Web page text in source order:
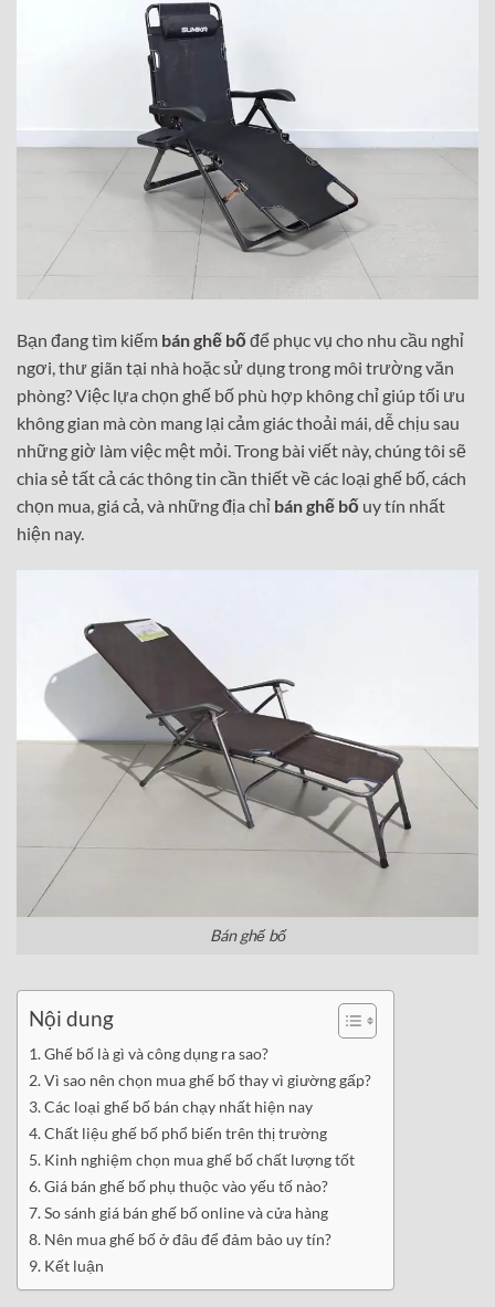
Bạn đang tìm kiếm bán ghế bố để phục vụ cho nhu cầu nghỉ
ngơi, thư giãn tại nhà hoặc sử dụng trong môi trường văn
phòng? Việc lựa chọn ghế bố phù hợp không chỉ giúp tối ưu
không gian mà còn mang lại cảm giác thoải mái, dễ chịu sau
những giờ làm việc mệt mỏi. Trong bài viết này, chúng tôi sẽ
chia sẻ tất cả các thông tin cần thiết về các loại ghế bố, cách
chọn mua, giá cả, và những địa chỉ bán ghế bố uy tín nhất
hiện nay.
Bán ghế bố
Nội dung
Ghế bố là gì và công dụng ra sao?
Vì sao nên chọn mua ghế bố thay vì giường gấp?
Các loại ghế bố bán chạy nhất hiện nay
Chất liệu ghế bố phổ biến trên thị trường
Kinh nghiệm chọn mua ghế bố chất lượng tốt
Giá bán ghế bố phụ thuộc vào yếu tố nào?
So sánh giá bán ghế bố online và cửa hàng
Nên mua ghế bố ở đâu để đảm bảo uy tín?
Kết luận